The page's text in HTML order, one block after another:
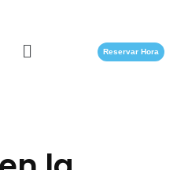
Reservar Hora